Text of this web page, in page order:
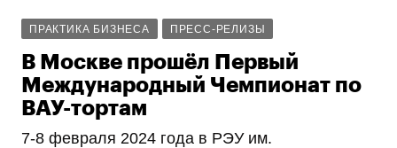
ПРАКТИКА БИЗНЕСА ПРЕСС-РЕЛИЗЫ
В Москве прошёл Первый
Международный Чемпионат по
ВАУ-тортам
7-8 февраля 2024 года в РЭУ им.